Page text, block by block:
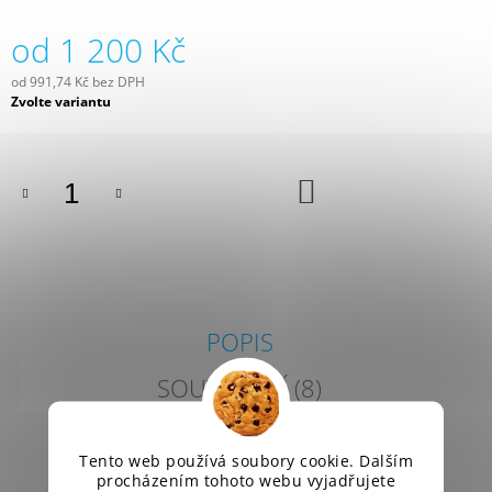
Tento web používá soubory cookie. Dalším
procházením tohoto webu vyjadřujete
od 1 200 Kč
od991,74 Kč bez DPH
Měrná
Zvolte variantu
POPIS
SOUVISEJÍCÍ (8)
PODOBNÉ (8)
DISKUZE
E
M
E
18